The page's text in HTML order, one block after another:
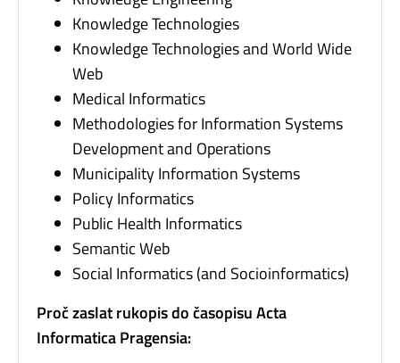
Knowledge Technologies
Knowledge Technologies and World Wide
Web
Medical Informatics
Methodologies for Information Systems
Development and Operations
Municipality Information Systems
Policy Informatics
Public Health Informatics
Semantic Web
Social Informatics (and Socioinformatics)
Proč zaslat rukopis do časopisu Acta
Informatica Pragensia: